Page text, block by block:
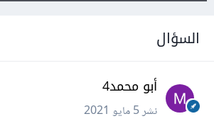
السؤال
أبو محمد4
نشر5 مايو 2021